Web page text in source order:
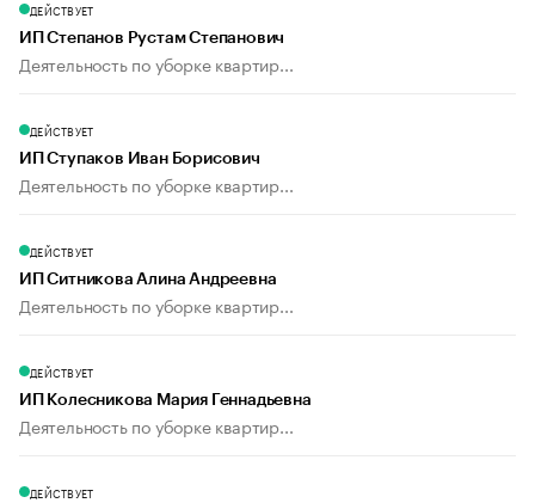
ДЕЙСТВУЕТ
ИП Степанов Рустам Степанович
Деятельность по уборке квартир...
ДЕЙСТВУЕТ
ИП Ступаков Иван Борисович
Деятельность по уборке квартир...
ДЕЙСТВУЕТ
ИП Ситникова Алина Андреевна
Деятельность по уборке квартир...
ДЕЙСТВУЕТ
ИП Колесникова Мария Геннадьевна
Деятельность по уборке квартир...
ДЕЙСТВУЕТ